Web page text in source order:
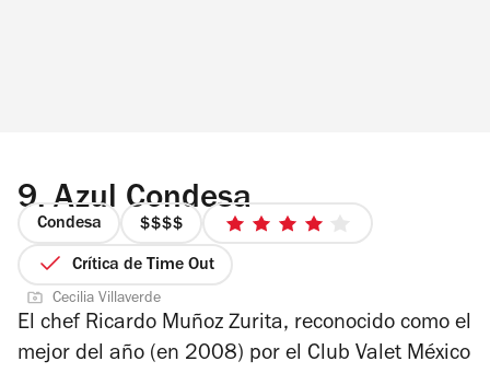
9. Azul Condesa
Condesa
precio
4
4
4
Crítica de Time Out
Cecilia Villaverde
El chef Ricardo Muñoz Zurita, reconocido como el
mejor del año (en 2008) por el Club Valet México